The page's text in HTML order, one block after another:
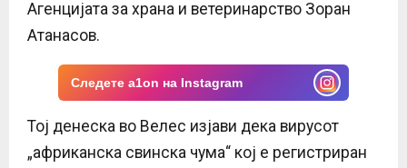
Агенцијата за храна и ветеринарство Зоран
Атанасов.
Следете a1on на Instagram
Тој денеска во Велес изјави дека вирусот
„африканска свинска чума“ кој е регистриран